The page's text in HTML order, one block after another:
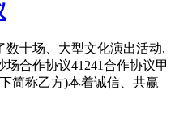
数十场、大型文化演出活动,
场合作协议41241合作协议甲
简称乙方)本着诚信、共赢